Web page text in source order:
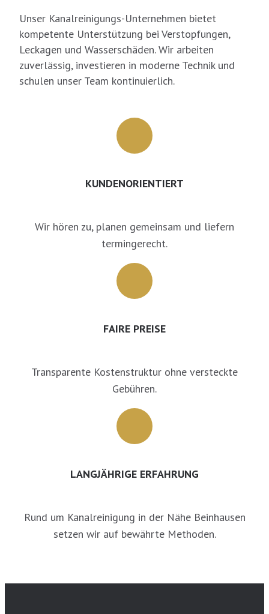
Unser Kanalreinigungs-Unternehmen bietet
kompetente Unterstützung bei Verstopfungen,
Leckagen und Wasserschäden. Wir arbeiten
zuverlässig, investieren in moderne Technik und
schulen unser Team kontinuierlich.
KUNDENORIENTIERT
Wir hören zu, planen gemeinsam und liefern
termingerecht.
FAIRE PREISE
Transparente Kostenstruktur ohne versteckte
Gebühren.
LANGJÄHRIGE ERFAHRUNG
Rund um Kanalreinigung in der Nähe Beinhausen
setzen wir auf bewährte Methoden.